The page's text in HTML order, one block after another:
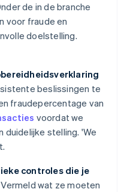
de in de branche
voor fraude en
doelstelling.
beslissingen te
fraudepercentage van
voordat we
duidelijke stelling. 'We
controles die je
Vermeld wat ze moeten